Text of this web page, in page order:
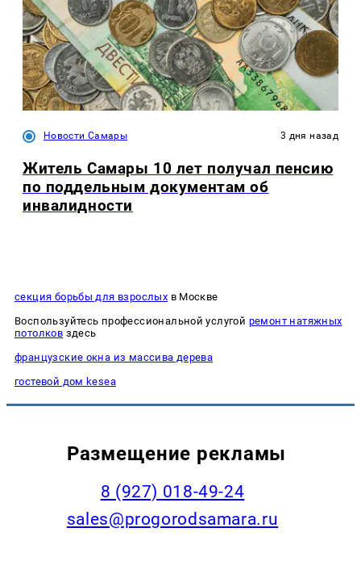
Новости Самары 3 дня назад
Житель Самары 10 лет получал пенсию
по поддельным документам об
инвалидности
секция борьбы для взрослых в Москве
Воспользуйтесь профессиональной услугой ремонт натяжных
потолков здесь
французские окна из массива дерева
гостевой дом kesea
Размещение рекламы
8 (927) 018-49-24
sales@progorodsamara.ru